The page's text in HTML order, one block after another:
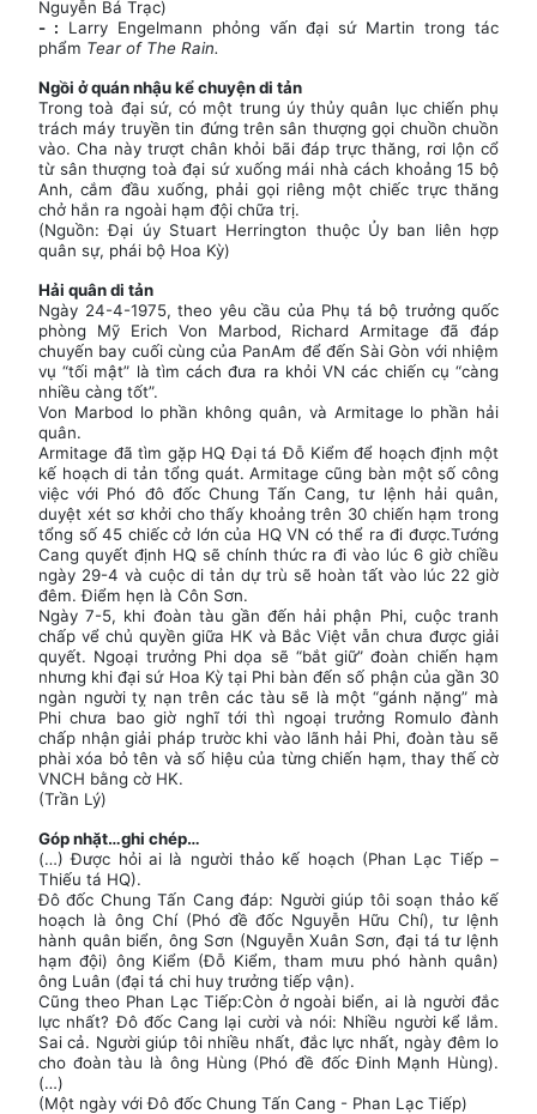
Nguyễn Bá Trạc)
- : Larry Engelmann phỏng vấn đại sứ Martin trong tác
phẩm Tear of The Rain.
Ngồi ở quán nhậu kể chuyện di tản
Trong toà đại sứ, có một trung úy thủy quân lục chiến phụ
trách máy truyền tin đứng trên sân thượng gọi chuồn chuồn
vào. Cha này trượt chân khỏi bãi đáp trực thăng, rơi lộn cổ
từ sân thượng toà đại sứ xuống mái nhà cách khoảng 15 bộ
Anh, cắm đầu xuống, phải gọi riêng một chiếc trực thăng
chở hắn ra ngoài hạm đội chữa trị.
(Nguồn: Đại úy Stuart Herrington thuộc Ủy ban liên hợp
quân sự, phái bộ Hoa Kỳ)
Hải quân di tản
Ngày 24-4-1975, theo yêu cầu của Phụ tá bộ trưởng quốc
phòng Mỹ Erich Von Marbod, Richard Armitage đã đáp
chuyến bay cuối cùng của PanAm để đến Sài Gòn với nhiệm
vụ “tối mật” là tìm cách đưa ra khỏi VN các chiến cụ “càng
nhiều càng tốt”.
Von Marbod lo phần không quân, và Armitage lo phần hải
quân.
Armitage đã tìm gặp HQ Đại tá Đỗ Kiểm để hoạch định một
kế hoạch di tản tổng quát. Armitage cũng bàn một số công
việc với Phó đô đốc Chung Tấn Cang, tư lệnh hải quân,
duyệt xét sơ khởi cho thấy khoảng trên 30 chiến hạm trong
tổng số 45 chiếc cở lớn của HQ VN có thể ra đi được.Tướng
Cang quyết định HQ sẽ chính thức ra đi vào lúc 6 giờ chiều
ngày 29-4 và cuộc di tản dự trù sẽ hoàn tất vào lúc 22 giờ
đêm. Điểm hẹn là Côn Sơn.
Ngày 7-5, khi đoàn tàu gần đến hải phận Phi, cuộc tranh
chấp vể chủ quyền giữa HK và Bắc Việt vẫn chưa được giải
quyết. Ngoại trưởng Phi dọa sẽ “bắt giữ” đoàn chiến hạm
nhưng khi đại sứ Hoa Kỳ tại Phi bàn đến số phận của gần 30
ngàn người tỵ nạn trên các tàu sẽ là một “gánh nặng” mà
Phi chưa bao giờ nghĩ tới thì ngoại trưởng Romulo đành
chấp nhận giải pháp trườc khi vào lãnh hải Phi, đoàn tàu sẽ
phài xóa bỏ tên và số hiệu của từng chiến hạm, thay thế cờ
VNCH bằng cờ HK.
(Trần Lý)
Góp nhặt…ghi chép…
(…) Được hỏi ai là người thảo kế hoạch (Phan Lạc Tiếp –
Thiếu tá HQ).
Đô đốc Chung Tấn Cang đáp: Người giúp tôi soạn thảo kế
hoạch là ông Chí (Phó đề đốc Nguyễn Hữu Chí), tư lệnh
hành quân biển, ông Sơn (Nguyễn Xuân Sơn, đại tá tư lệnh
hạm đội) ông Kiểm (Ðỗ Kiểm, tham mưu phó hành quân)
ông Luân (đại tá chi huy trưởng tiếp vận).
Cũng theo Phan Lạc Tiếp:Còn ở ngoài biển, ai là người đắc
lực nhất? Ðô đốc Cang lại cười và nói: Nhiều người kể lắm.
Sai cả. Người giúp tôi nhiều nhất, đắc lực nhất, ngày đêm lo
cho đoàn tàu là ông Hùng (Phó đề đốc Ðinh Mạnh Hùng).
(…)
(Một ngày với Đô đốc Chung Tấn Cang - Phan Lạc Tiếp)